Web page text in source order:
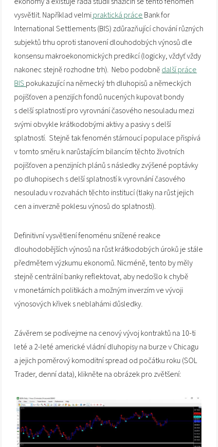
vysvětlit. Například velmipraktická práce Bank for
International Settlements (BIS) zdůrazňující chování různých
subjektů trhu oproti stanovení dlouhodobých výnosů dle
konsensu makroekonomických predikcí (logicky, vždyť vždy
nakonec stejně rozhodne trh). Nebo podobnědalší práce
BIS pokukazující na německý trh dluhopisů a německých
pojišťoven a penzijích fondů nucených kupovat bondy
s delší splatností pro vyrovnání časového nesouladu mezi
svými obvykle krátkodobými aktivy a pasivy s delší
splatností. Stejně tak fenomén stárnoucí populace přispívá
v tomto směru k narůstajícím bilancím těchto životních
pojišťoven a penzijních plánů s následky zvýšené poptávky
po dluhopisech s delší splatností k vyrovnání časového
nesouladu v rozvahách těchto institucí (tlaky na růst jejich
cen a inverzně poklesu výnosů do splatnosti).
Definitivní vysvětlení fenoménu snížené reakce
dlouhodobějších výnosů na růst krátkodobých úroků je stále
předmětem výzkumu ekonomů. Nicméně, tento by měly
stejně centrální banky reflektovat, aby nedošlo k chybě
v monetárních politikách a možným inverzím ve vývoji
výnosových křivek s neblahámi důsledky.
Závěrem se podívejme na cenový vývoj kontraktů na 10-ti
leté a 2-leté americké vládní dluhopisy na burze v Chicagu
a jejich poměrový komoditní spread od počátku roku (SOL
Trader, denní data), klikněte na obrázek pro zvětšení: